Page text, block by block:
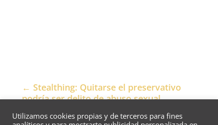
← Stealthing: Quitarse el preservativo
podría ser delito de abuso sexual
EL DELITO DE MALTRATO ANIMAL
Utilizamos cookies propias y de terceros para fines